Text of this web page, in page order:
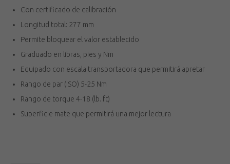
Con certificado de calibración
Longitud total: 277 mm
Permite bloquear el valor establecido
Graduado en libras, pies y Nm
Equipado con escala transportadora que permitirá apretar
Rango de par (ISO) 5-25 Nm
Rango de torque 4-18 (lb. ft)
Superficie mate que permitirá una mejor lectura